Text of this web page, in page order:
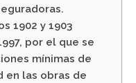
1902 y 1903
por el que se
mínimas de
en las obras de